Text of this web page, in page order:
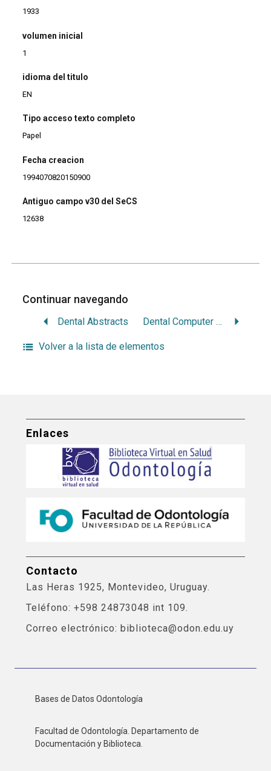
1933
volumen inicial
1
idioma del titulo
EN
Tipo acceso texto completo
Papel
Fecha creacion
1994070820150900
Antiguo campo v30 del SeCS
12638
Continuar navegando
Dental Abstracts Dental Computer Newsletter
Volver a la lista de elementos
Enlaces
Contacto
Las Heras 1925, Montevideo, Uruguay.
Teléfono: +598 24873048 int 109.
Correo electrónico: biblioteca@odon.edu.uy
Bases de Datos Odontología
Facultad de Odontología. Departamento de
Documentación y Biblioteca.